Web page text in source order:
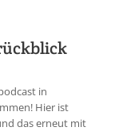
in
Hier ist
das erneut mit